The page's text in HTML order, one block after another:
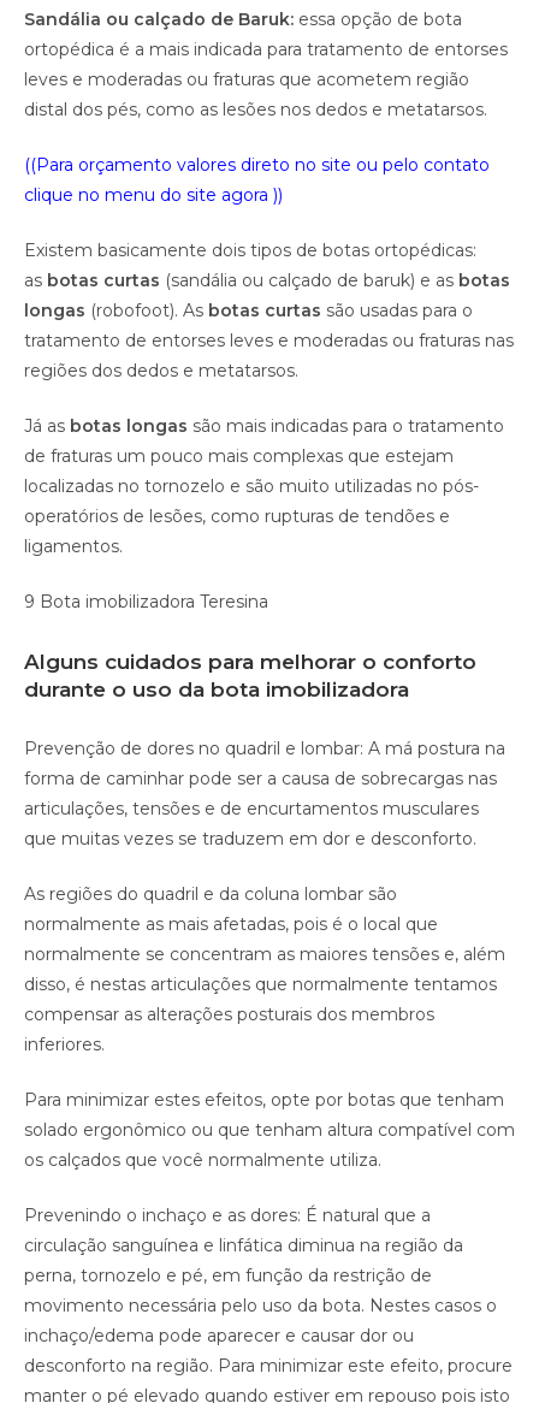
Sandália ou calçado de Baruk: essa opção de bota
ortopédica é a mais indicada para tratamento de entorses
leves e moderadas ou fraturas que acometem região
distal dos pés, como as lesões nos dedos e metatarsos.
((Para orçamento valores direto no site ou pelo contato
clique no menu do site agora ))
Existem basicamente dois tipos de botas ortopédicas:
as botas curtas (sandália ou calçado de baruk) e as botas
longas (robofoot). As botas curtas são usadas para o
tratamento de entorses leves e moderadas ou fraturas nas
regiões dos dedos e metatarsos.
Já as botas longas são mais indicadas para o tratamento
de fraturas um pouco mais complexas que estejam
localizadas no tornozelo e são muito utilizadas no pós-
operatórios de lesões, como rupturas de tendões e
ligamentos.
9 Bota imobilizadora Teresina
Alguns cuidados para melhorar o conforto
durante o uso da bota imobilizadora
Prevenção de dores no quadril e lombar: A má postura na
forma de caminhar pode ser a causa de sobrecargas nas
articulações, tensões e de encurtamentos musculares
que muitas vezes se traduzem em dor e desconforto.
As regiões do quadril e da coluna lombar são
normalmente as mais afetadas, pois é o local que
normalmente se concentram as maiores tensões e, além
disso, é nestas articulações que normalmente tentamos
compensar as alterações posturais dos membros
inferiores.
Para minimizar estes efeitos, opte por botas que tenham
solado ergonômico ou que tenham altura compatível com
os calçados que você normalmente utiliza.
Prevenindo o inchaço e as dores: É natural que a
circulação sanguínea e linfática diminua na região da
perna, tornozelo e pé, em função da restrição de
movimento necessária pelo uso da bota. Nestes casos o
inchaço/edema pode aparecer e causar dor ou
desconforto na região. Para minimizar este efeito, procure
manter o pé elevado quando estiver em repouso pois isto